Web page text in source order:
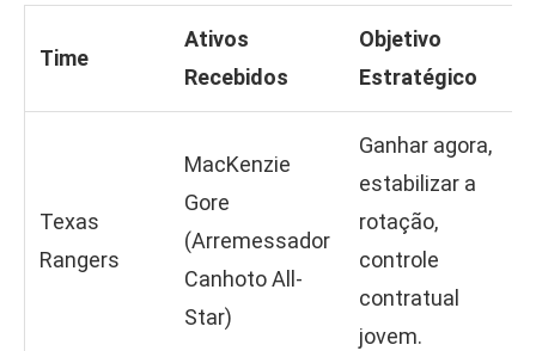
Time
Ativos
Recebidos
Objetivo
Estratégico
Texas
Rangers
MacKenzie
Gore
(Arremessador
Canhoto All-
Star)
Ganhar agora,
estabilizar a
rotação,
controle
contratual
jovem.